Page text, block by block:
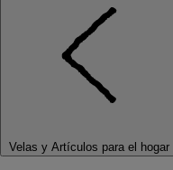
Velas y Artículos para el hogar